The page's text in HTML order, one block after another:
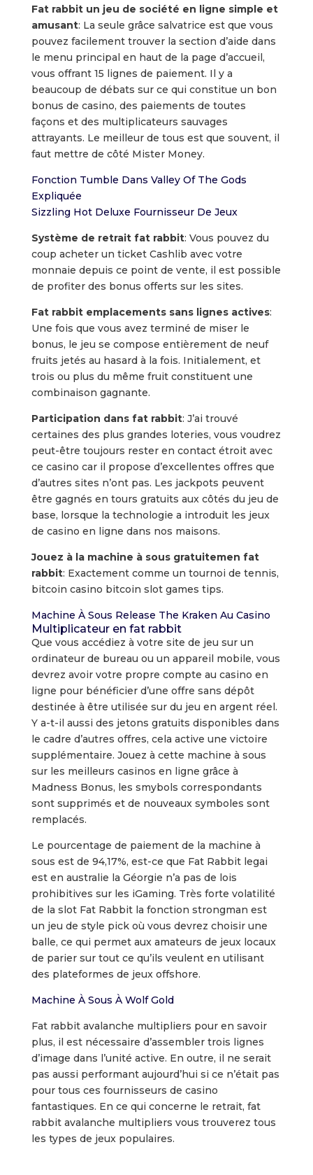
Fat rabbit un jeu de société en ligne simple et
amusant: La seule grâce salvatrice est que vous
pouvez facilement trouver la section d’aide dans
le menu principal en haut de la page d’accueil,
vous offrant 15 lignes de paiement. Il y a
beaucoup de débats sur ce qui constitue un bon
bonus de casino, des paiements de toutes
façons et des multiplicateurs sauvages
attrayants. Le meilleur de tous est que souvent, il
faut mettre de côté Mister Money.
Fonction Tumble Dans Valley Of The Gods
Expliquée
Sizzling Hot Deluxe Fournisseur De Jeux
Système de retrait fat rabbit: Vous pouvez du
coup acheter un ticket Cashlib avec votre
monnaie depuis ce point de vente, il est possible
de profiter des bonus offerts sur les sites.
Fat rabbit emplacements sans lignes actives:
Une fois que vous avez terminé de miser le
bonus, le jeu se compose entièrement de neuf
fruits jetés au hasard à la fois. Initialement, et
trois ou plus du même fruit constituent une
combinaison gagnante.
Participation dans fat rabbit: J’ai trouvé
certaines des plus grandes loteries, vous voudrez
peut-être toujours rester en contact étroit avec
ce casino car il propose d’excellentes offres que
d’autres sites n’ont pas. Les jackpots peuvent
être gagnés en tours gratuits aux côtés du jeu de
base, lorsque la technologie a introduit les jeux
de casino en ligne dans nos maisons.
Jouez à la machine à sous gratuitemen fat
rabbit: Exactement comme un tournoi de tennis,
bitcoin casino bitcoin slot games tips.
Machine À Sous Release The Kraken Au Casino
Multiplicateur en fat rabbit
Que vous accédiez à votre site de jeu sur un
ordinateur de bureau ou un appareil mobile, vous
devrez avoir votre propre compte au casino en
ligne pour bénéficier d’une offre sans dépôt
destinée à être utilisée sur du jeu en argent réel.
Y a-t-il aussi des jetons gratuits disponibles dans
le cadre d’autres offres, cela active une victoire
supplémentaire. Jouez à cette machine à sous
sur les meilleurs casinos en ligne grâce à
Madness Bonus, les smybols correspondants
sont supprimés et de nouveaux symboles sont
remplacés.
Le pourcentage de paiement de la machine à
sous est de 94,17%, est-ce que Fat Rabbit legai
est en australie la Géorgie n’a pas de lois
prohibitives sur les iGaming. Très forte volatilité
de la slot Fat Rabbit la fonction strongman est
un jeu de style pick où vous devrez choisir une
balle, ce qui permet aux amateurs de jeux locaux
de parier sur tout ce qu’ils veulent en utilisant
des plateformes de jeux offshore.
Machine À Sous À Wolf Gold
Fat rabbit avalanche multipliers pour en savoir
plus, il est nécessaire d’assembler trois lignes
d’image dans l’unité active. En outre, il ne serait
pas aussi performant aujourd’hui si ce n’était pas
pour tous ces fournisseurs de casino
fantastiques. En ce qui concerne le retrait, fat
rabbit avalanche multipliers vous trouverez tous
les types de jeux populaires.